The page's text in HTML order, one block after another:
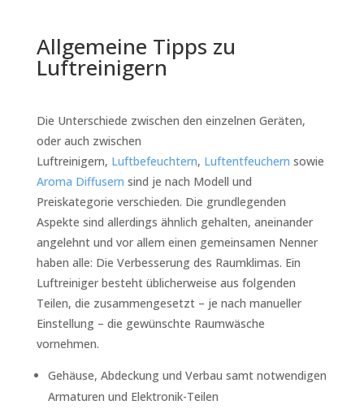
Allgemeine Tipps zu
Luftreinigern
Die Unterschiede zwischen den einzelnen Geräten,
oder auch zwischen
Luftreinigern, Luftbefeuchtern, Luftentfeuchern sowie
Aroma Diffusern sind je nach Modell und
Preiskategorie verschieden. Die grundlegenden
Aspekte sind allerdings ähnlich gehalten, aneinander
angelehnt und vor allem einen gemeinsamen Nenner
haben alle: Die Verbesserung des Raumklimas. Ein
Luftreiniger besteht üblicherweise aus folgenden
Teilen, die zusammengesetzt – je nach manueller
Einstellung – die gewünschte Raumwäsche
vornehmen.
Gehäuse, Abdeckung und Verbau samt notwendigen
Armaturen und Elektronik-Teilen